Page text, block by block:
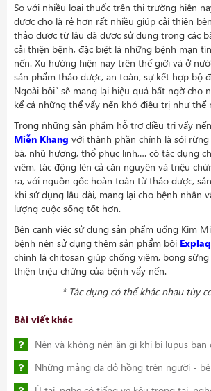
So với nhiều loại thuốc trên thị trường hiện
được cho là rẻ hơn rất nhiều giúp cải thiện
thảo dược từ lâu đã được sử dụng trong các
cải thiện bệnh, đặc biệt là những bệnh mạn
nến. Xu hướng hiện nay trên thế giới và ở
sản phẩm thảo dược, an toàn, sự kết hợp bộ
Ngoài bôi” sẽ mang lại hiệu quả bất ngờ cho
kể cả những thể vẩy nến khó điều trị như thể
Trong những sản phẩm hỗ trợ điều trị vẩy
Miễn Khang với thành phần chính là sói
bá, nhũ hương, thổ phục linh,… có tác dụng
viêm, tác động lên cả căn nguyên và triệu
ra, với nguồn gốc hoàn toàn từ thảo dược,
khi sử dụng lâu dài, mang lại cho bệnh nhân
lượng cuộc sống tốt hơn.
Bên cạnh việc sử dụng sản phẩm uống Kim
bệnh nên sử dụng thêm sản phẩm bôi Explaq
chính là chitosan giúp chống viêm, bong
thiện triệu chứng của bệnh vẩy nến.
* Tác dụng có thể khác nhau tùy
Bài viết khác
Nên và không nên ăn gì khi bị lupus ban
Những mảng da đỏ hồng trên người -